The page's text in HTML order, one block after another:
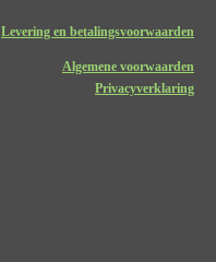
Levering en betalingsvoorwaarden
Algemene voorwaarden
Privacyverklaring